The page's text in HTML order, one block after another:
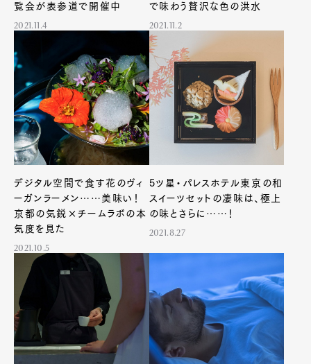
Art&Design Watch
Fashion
GourmetCars
Product Culture Lifestyle
覧会が表参道で開催中
2021.11.4
で味わう贅沢な色の洪水
2021.11.2
デジタル空間で食す花のヴィ
ーガンラーメン……美味い！
京都の気鋭×チームラボの本
気度を見た
2021.10.5
5ツ星・パレスホテル東京の和
スイーツセットの凄味は、極上
の味とさらに……！
2021.8.27